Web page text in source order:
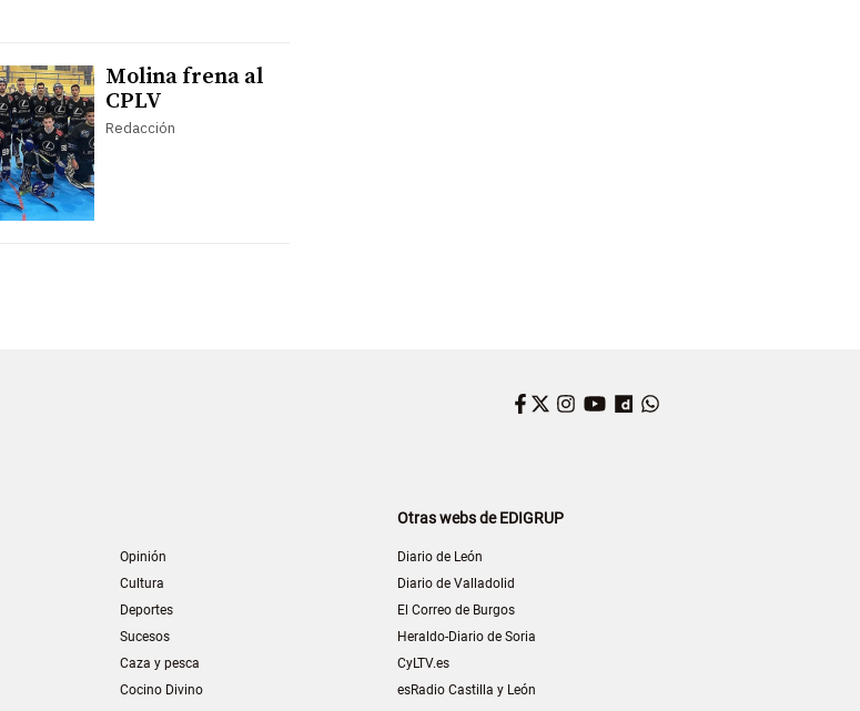
Molina frena al
CPLV
Redacción
Facebook
Twitter
Instagram
YouTube
Dailymotion
Opinión
Cultura
Deportes
Sucesos
Caza y pesca
Cocino Divino
Otras webs de EDIGRUP
Diario de León
Diario de Valladolid
El Correo de Burgos
Heraldo-Diario de Soria
CyLTV.es
esRadio Castilla y León